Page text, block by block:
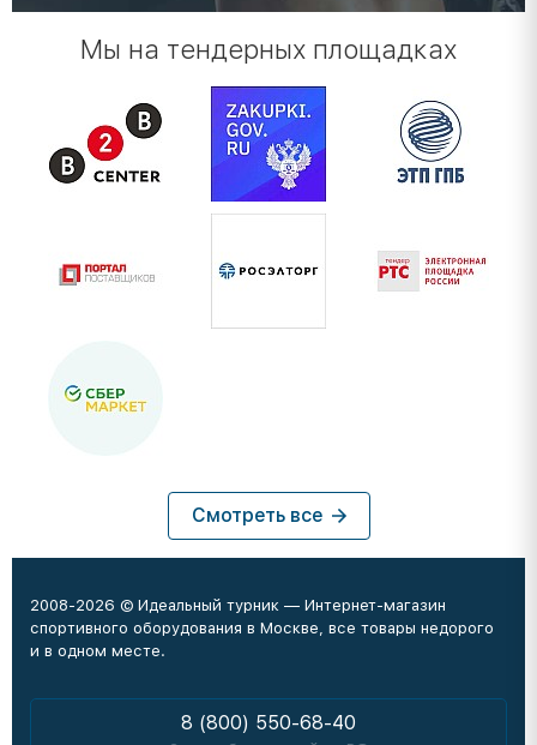
Мы на тендерных площадках
Смотреть все
2008-2026 © Идеальный турник — Интернет-магазин
спортивного оборудования в Москве, все товары недорого
и в одном месте.
8 (800) 550-68-40